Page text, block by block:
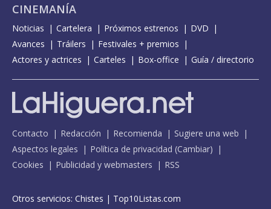
CINEMANÍA
Noticias Cartelera Próximos estrenos
DVD
Avances
Tráilers
Festivales + premios
Actores y actrices
Carteles Box-office Guía / directorio
Contacto Redacción Recomienda
Sugiere una web
Aspectos legales
Política de privacidad (Cambiar)
Cookies
Publicidad y webmasters RSS
Otros servicios: Chistes | Top10Listas.com